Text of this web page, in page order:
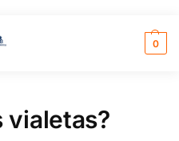
0
vialetas?